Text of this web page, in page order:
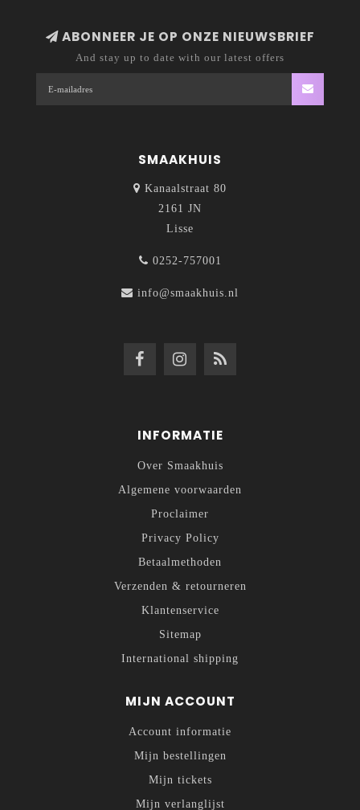
ABONNEER JE OP ONZE NIEUWSBRIEF
And stay up to date with our latest offers
SMAAKHUIS
Kanaalstraat 80
2161 JN
Lisse
0252-757001
info@smaakhuis.nl
INFORMATIE
Over Smaakhuis
Algemene voorwaarden
Proclaimer
Privacy Policy
Betaalmethoden
Verzenden & retourneren
Klantenservice
Sitemap
International shipping
MIJN ACCOUNT
Account informatie
Mijn bestellingen
Mijn tickets
Mijn verlanglijst